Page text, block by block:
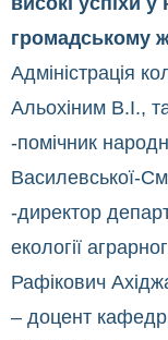
громадському
Адміністрація
Альохіним В.І.,
-помічник
Василевської-
-директор
екології
Рафікович
– доцент